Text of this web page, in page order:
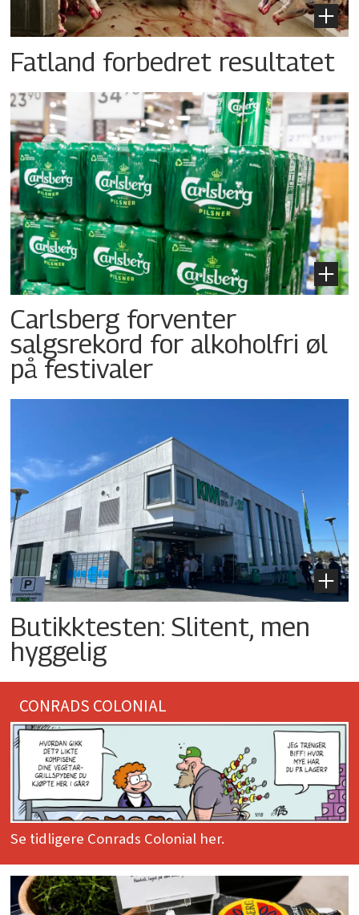
Fatland forbedret resultatet
Carlsberg forventer
salgsrekord for alkoholfri øl
på festivaler
Butikktesten: Slitent, men
hyggelig
CONRADS COLONIAL
Se tidligere Conrads Colonial her.